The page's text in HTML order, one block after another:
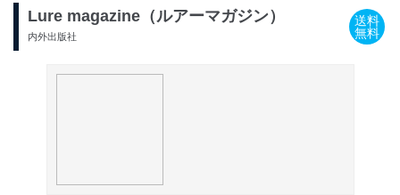
Lure magazine（ルアーマガジン）
内外出版社
送料
無料